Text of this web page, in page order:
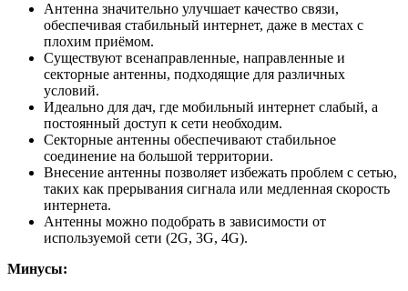
Антенна значительно улучшает качество связи,
обеспечивая стабильный интернет, даже в местах с
плохим приёмом.
Существуют всенаправленные, направленные и
секторные антенны, подходящие для различных
условий.
Идеально для дач, где мобильный интернет слабый, а
постоянный доступ к сети необходим.
Секторные антенны обеспечивают стабильное
соединение на большой территории.
Внесение антенны позволяет избежать проблем с сетью,
таких как прерывания сигнала или медленная скорость
интернета.
Антенны можно подобрать в зависимости от
используемой сети (2G, 3G, 4G).
Минусы: